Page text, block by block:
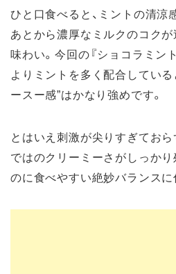
ひと口食べると、ミントの清涼
あとから濃厚なミルクのコク
味わい。今回の『ショコラミン
よりミントを多く配合している
ースー感”はかなり強めです。
とはいえ刺激が尖りすぎておら
ではのクリーミーさがしっかり
のに食べやすい絶妙バランスに